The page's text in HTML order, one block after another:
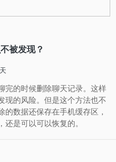
被发现？
完的时候删除聊天记录。这样
现的风险。但是这个方法也不
的数据还保存在手机缓存区，
是可以可以恢复的。